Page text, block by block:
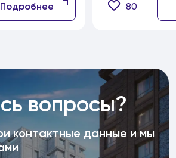
Подробнее 80
вопросы?
контактные данные и мы